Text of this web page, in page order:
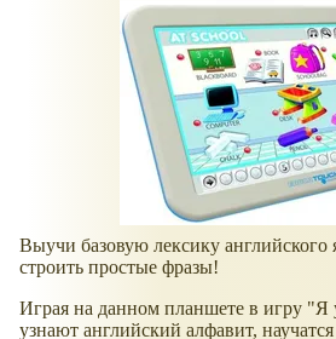
Выучи базовую лексику английского
строить простые фразы!
Играя на данном планшете в игру "Я
узнают английский алфавит,